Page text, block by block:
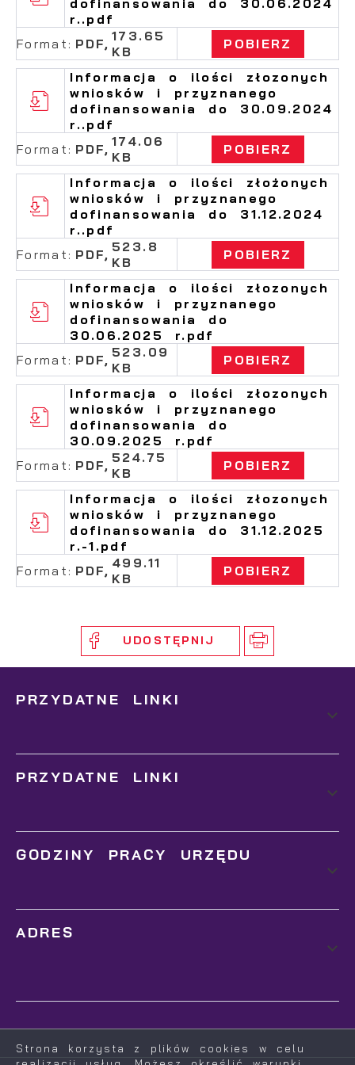
dofinansowania do 30.06.2024
r..pdf
Format: PDF, 173.65
KB
POBIERZ
Informacja o ilości złozonych
wniosków i przyznanego
dofinansowania do 30.09.2024
r..pdf
Format: PDF, 174.06
KB
POBIERZ
Informacja o ilości złożonych
wniosków i przyznanego
dofinansowania do 31.12.2024
r..pdf
Format: PDF, 523.8
KB
POBIERZ
Informacja o ilości złozonych
wniosków i przyznanego
dofinansowania do
30.06.2025 r.pdf
Format: PDF, 523.09
KB
POBIERZ
Informacja o ilości złozonych
wniosków i przyznanego
dofinansowania do
30.09.2025 r.pdf
Format: PDF, 524.75
KB
POBIERZ
Informacja o ilości złozonych
wniosków i przyznanego
dofinansowania do 31.12.2025
r.-1.pdf
Format: PDF, 499.11
KB
POBIERZ
UDOSTĘPNIJ
PRZYDATNE LINKI
PRZYDATNE LINKI
GODZINY PRACY URZĘDU
ADRES
Strona korzysta z plików cookies w celu
popularności wśród użytkowników.
Zgromadzone informacje są przetwarzane w
formie zanonimizowanej. Wyrażenie zgody
na analityczne pliki cookies gwarantuje
dostępność wszystkich funkcjonalności.
aktualności na stronach naszych
partnerów.
Promocyjne pliki cookies służą do
prezentowania Ci naszych komunikatów na
podstawie analizy Twoich upodobań oraz
Twoich zwyczajów dotyczących przeglądanej
witryny internetowej. Treści promocyjne
mogą pojawić się na stronach podmiotów
trzecich lub firm będących naszymi
partnerami oraz innych dostawców usług.
Firmy te działają w charakterze
pośredników prezentujących nasze treści w
postaci wiadomości, ofert, komunikatów
mediów społecznościowych.
Więcej